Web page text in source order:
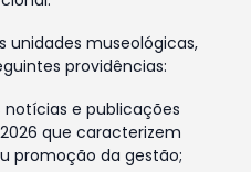
unidades museológicas,
providências:
e publicações
que caracterizem
promoção da gestão;